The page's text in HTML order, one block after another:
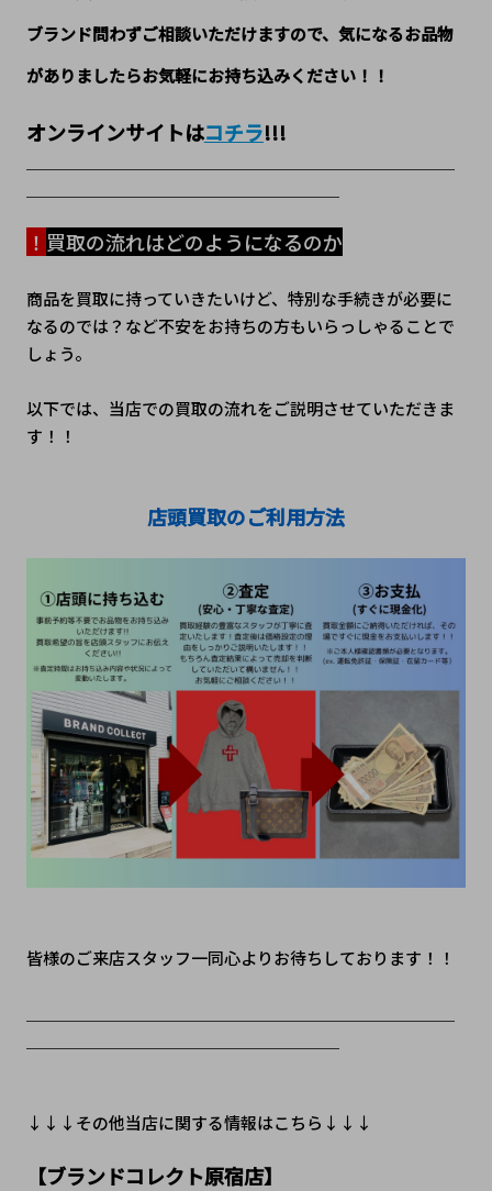
ブランド問わずご相談いただけますので、気になるお品物
がありましたらお気軽にお持ち込みください！！
オンラインサイトはコチラ!!!
！ 買取の流れはどのようになるのか
商品を買取に持っていきたいけど、特別な手続きが必要に
なるのでは？など不安をお持ちの方もいらっしゃることで
しょう。
以下では、当店での買取の流れをご説明させていただきま
す！！
店頭買取のご利用方法
皆様のご来店スタッフ一同心よりお待ちしております！！
↓↓↓その他当店に関する情報はこちら↓↓↓
【ブランドコレクト原宿店】